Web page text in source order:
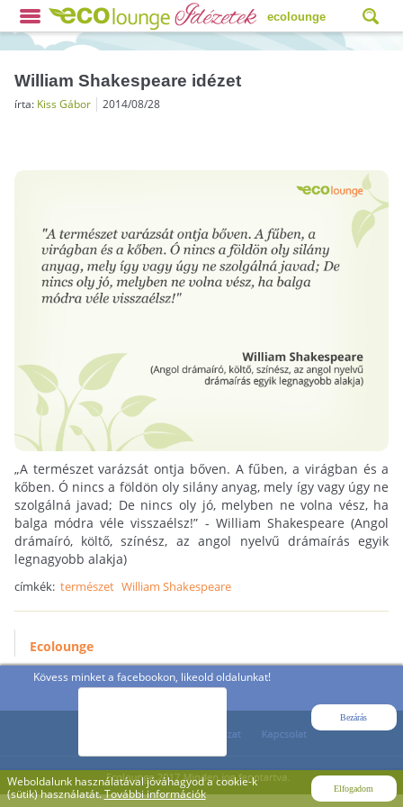
Kövess minket a facebookon, likeold oldalunkat!
Bezárás
Weboldalunk használatával jóváhagyod a cookie-k
(sütik) használatát.További információk Elfogadom
ecolounge
William Shakespeare idézet
írta: Kiss Gábor 2014/08/28
„A természet varázsát ontja bőven. A fűben, a virágban és a
kőben. Ó nincs a földön oly silány anyag, mely így vagy úgy ne
szolgálná javad; De nincs oly jó, melyben ne volna vész, ha
balga módra véle visszaélsz!” - William Shakespeare (Angol
drámaíró, költő, színész, az angol nyelvű drámaírás egyik
legnagyobb alakja)
címkék: természet William Shakespeare
Ecolounge